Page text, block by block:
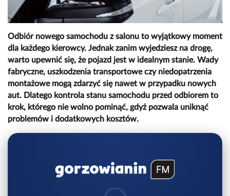
Odbiór nowego samochodu z salonu to wyjątkowy moment
dla każdego kierowcy. Jednak zanim wyjedziesz na drogę,
warto upewnić się, że pojazd jest w idealnym stanie. Wady
fabryczne, uszkodzenia transportowe czy niedopatrzenia
montażowe mogą zdarzyć się nawet w przypadku nowych
aut. Dlatego kontrola stanu samochodu przed odbiorem to
krok, którego nie wolno pominąć, gdyż pozwala uniknąć
problemów i dodatkowych kosztów.